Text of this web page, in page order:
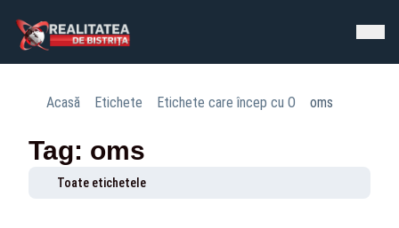
Acasă Etichete Etichete care încep cu O oms
Tag: oms
Toate etichetele